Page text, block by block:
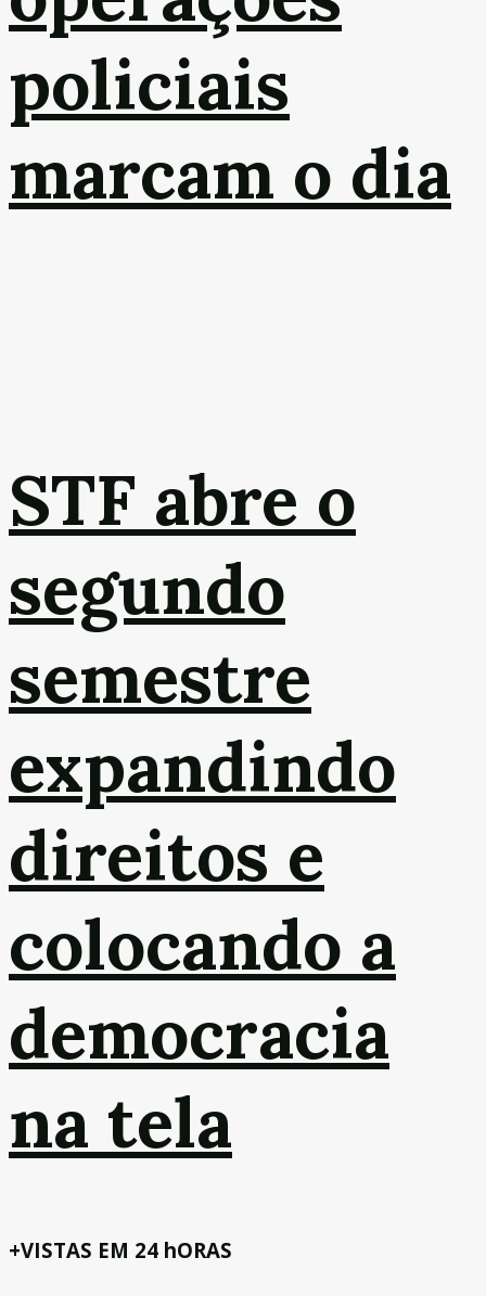
policiais
marcam o dia
STF abre o
segundo
semestre
expandindo
direitos e
colocando a
democracia
na tela
+VISTAS EM 24 hORAS